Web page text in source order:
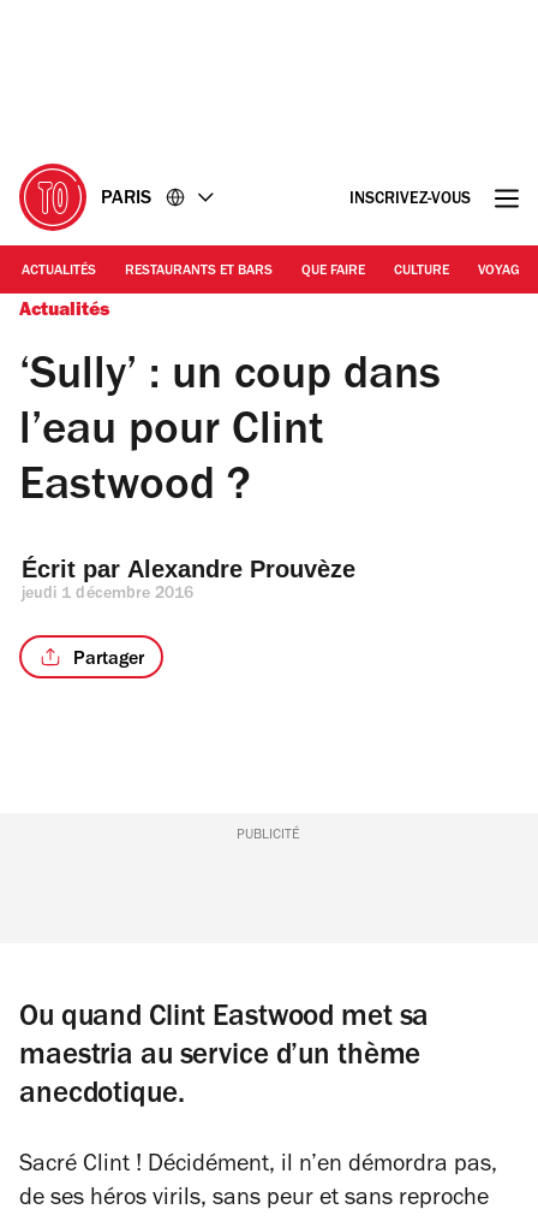
PARIS INSCRIVEZ-VOUS
ACTUALITÉS RESTAURANTS ET BARS QUE FAIRE CULTURE VOYAGE
Actualités
‘Sully’ : un coup dans
l’eau pour Clint
Eastwood ?
Écrit par Alexandre Prouvèze
jeudi 1 décembre 2016
Partager
PUBLICITÉ
Ou quand Clint Eastwood met sa
maestria au service d’un thème
anecdotique.
Sacré Clint ! Décidément, il n’en démordra pas,
de ses héros virils, sans peur et sans reproche